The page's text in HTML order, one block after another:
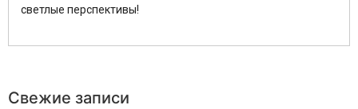
светлые перспективы!
Свежие записи